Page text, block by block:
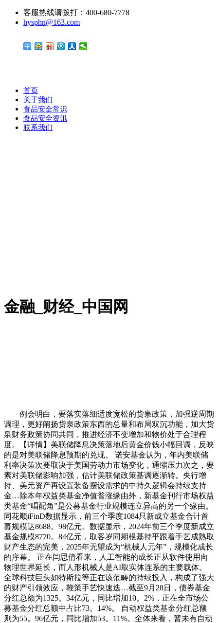
客服热线请拨打：400-680-7778
hysphn@163.com
首页
关于我们
食品安全常识
食品安全资讯
联系我们
金融_财经_中国网
例会明白，要落实落细适度宽松的货泉政策，加强逆周期
调理，更好阐扬货泉政策东西的总量和布局双沉功能，加大货
泉财务政策协同共同，推进经济不变增加和物价处于合理程
度。【详情】美联储降息决策落地后黄金价钱小幅回调，反映
的是对美联储降息预期的兑现。 诺安基金认为，年内美联储
利率决策次要取决于美国劳动力市场变化，通缩压力次之，要
素对美联储影响加强，估计美联储政策基调逐渐转。央行增
持、美元资产再设置装备摆设需求的中持久逻辑会持续支持
金…除本年权益类基金净值普涨缘由外，新基金刊行市场权益
类基金“唱配角”是公募基金行业规模连立异高的另一个缘由。
同花顺iFinD数据显示，前三个季度1084只新成立基金合计首
募规模达8688。98亿元。数据显示，2024年前三个季度新成立
基金规模8770。84亿元，取客岁同期根基持平跟着手艺成熟取
财产生态的完美，2025年无望成为“机械人元年”，规模化成长
的序幕。 正在闫思倩看来，人工智能的成长正从软件使用向
物理世界延长，而人形机械人是AI取实体连系的主要载体。
全球科技巨头如特斯拉等正在该范畴的持续投入，构成了强大
的财产引领效应，鞭策手艺快速迭…截至9月28日，债券基金
分红总额为1325。34亿元，同比增加10。2%，正在全市场公
募基金分红总额中占比73。14%。 自动权益类基金分红总额
则为55。96亿元，同比增加53。11%。全体来看，暂未有自动